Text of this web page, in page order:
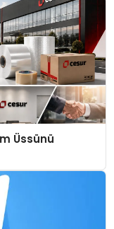
Üssünü